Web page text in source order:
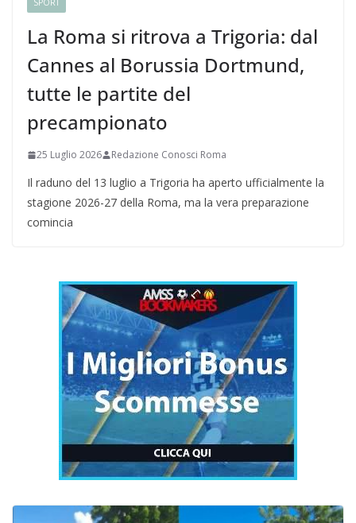
SPORT
La Roma si ritrova a Trigoria: dal
Cannes al Borussia Dortmund,
tutte le partite del
precampionato
25 Luglio 2026 Redazione Conosci Roma
Il raduno del 13 luglio a Trigoria ha aperto ufficialmente la
stagione 2026-27 della Roma, ma la vera preparazione
comincia